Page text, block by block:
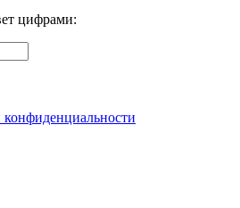
цифрами:
конфиденциальности